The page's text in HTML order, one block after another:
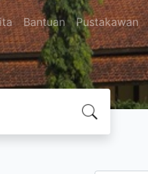
Bantuan Pustakawan